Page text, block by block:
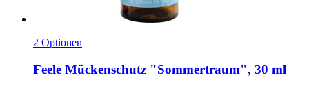
2 Optionen
Feele Mückenschutz "Sommertraum", 30 ml